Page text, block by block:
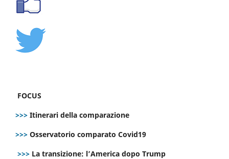
FOCUS
>>> Itinerari della comparazione
>>> Osservatorio comparato Covid19
>>> La transizione: l’America dopo Trump